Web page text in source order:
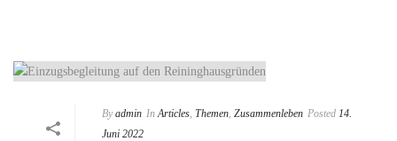
By admin In Articles, Themen, Zusammenleben Posted 14.
Juni 2022